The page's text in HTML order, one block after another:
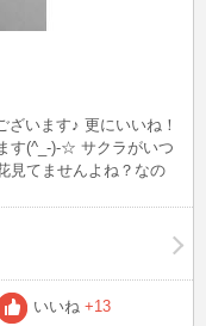
ざいます♪ 更にいいね！
す(^_-)-☆ サクラがいつ
見てませんよね？なの
りなのでぼーーーーっ
い・・・ 日本はもうど
こんなで私の出没予定
ください！ よろしく
いいね +13